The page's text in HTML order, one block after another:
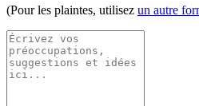
(Pour les plaintes, utilisez un autre